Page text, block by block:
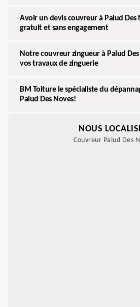
Avoir un devis couvreur à Palud Des
gratuit et sans engagement
Notre couvreur zingueur à Palud
vos travaux de zinguerie
BM Toiture le spécialiste du
Palud Des Noves!
NOUS
Couvreur Palud Des